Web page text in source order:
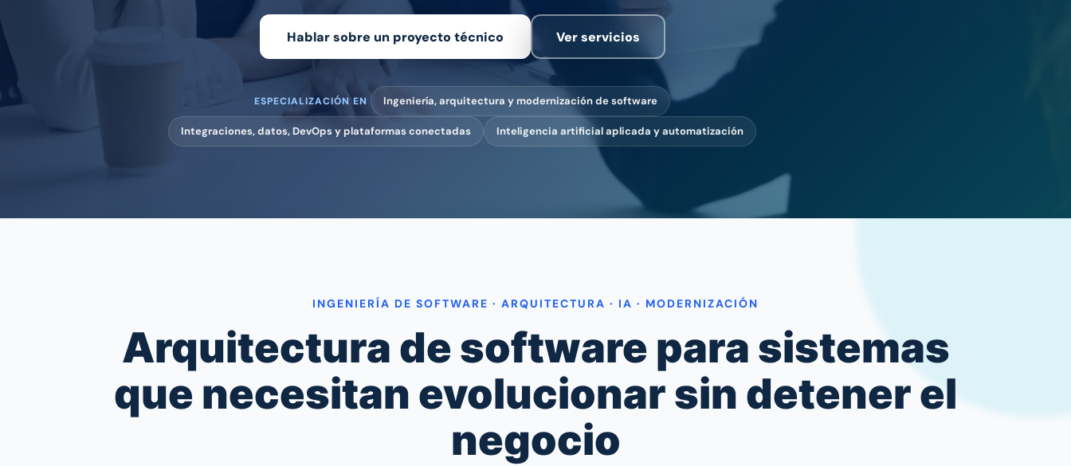
Hablar sobre un proyecto técnico Ver servicios
Ingeniería, arquitectura y modernización de software
Integraciones, datos, DevOps y plataformas conectadas Inteligencia artificial aplicada y automatización
INGENIERÍA DE SOFTWARE · ARQUITECTURA · IA · MODERNIZACIÓN
Arquitectura de software para sistemas
que necesitan evolucionar sin detener el
negocio